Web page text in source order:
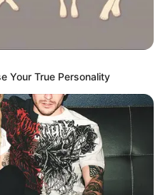
Your True Personality